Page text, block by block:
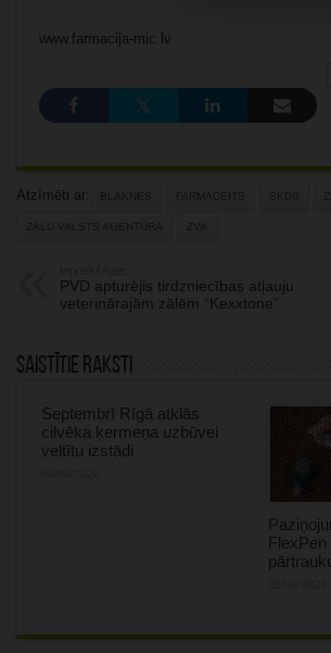
www.farmacija-mic.lv
Atzīmēti ar: BLAKNES FARMACEITS
ZĀĻU VALSTS AĢENTŪRA ZVA
PVD apturējis tirdzniecības atļauju
veterinārajām zālēm “Kexxtone”
Saistītie raksti
Septembrī Rīgā atklās
cilvēka ķermeņa uzbūvei
veltītu izstādi